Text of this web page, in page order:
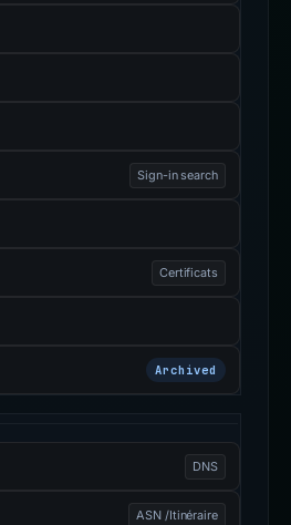
Sign-in search
Certificats
Archived
DNS
ASN /Itinéraire